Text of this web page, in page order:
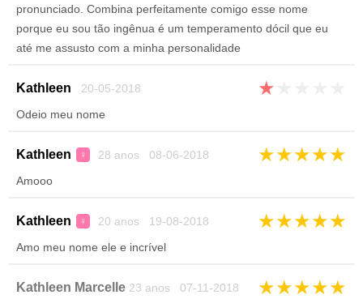
pronunciado. Combina perfeitamente comigo esse nome
porque eu sou tão ingênua é um temperamento dócil que eu
até me assusto com a minha personalidade
Kathleen 20-05-2018 ★
Odeio meu nome
Kathleen ♀ 28 anos 08-06-2018 ★★★★★
Amooo
Kathleen ♀ 20 anos 19-08-2018 ★★★★★
Amo meu nome ele e incrível
Kathleen Marcelle 23 anos 07-11-2018 ★★★★★